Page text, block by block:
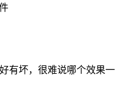
有坏，很难说哪个效果